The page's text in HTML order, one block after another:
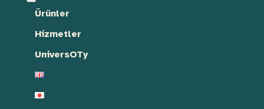
Ürünler
Hizmetler
UniversOTy